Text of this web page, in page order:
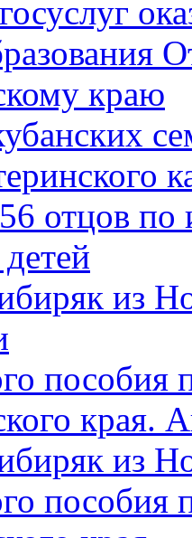
краю
отцов по
из
пособия
края.
из
пособия